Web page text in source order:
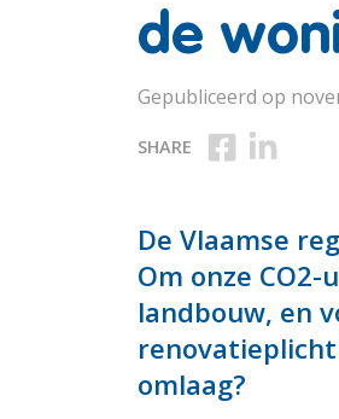
de
Gepubliceerd op
SHARE Deel opDeel op
De Vlaamse
Om onze
landbouw, en
omlaag?